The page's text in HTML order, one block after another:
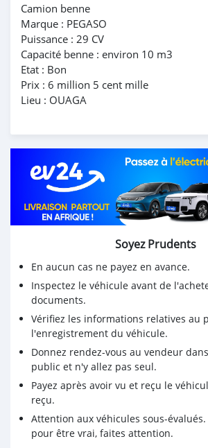
Camion benne
Marque : PEGASO
Puissance : 29 CV
Capacité benne : environ 10 m3
Etat : Bon
Prix : 6 million 5 cent mille
Lieu : OUAGA
Soyez Prudents
En aucun cas ne payez en avance.
Inspectez le véhicule avant de
documents.
Vérifiez les informations relatives au
l'enregistrement du véhicule.
Donnez rendez-vous au vendeur
public et n'y allez pas seul.
Payez après avoir vu et reçu le
reçu.
Attention aux véhicules sous-
pour être vrai, faites attention.